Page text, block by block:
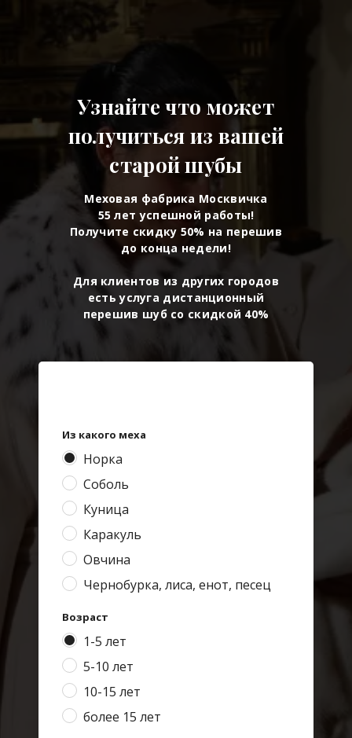
Узнайте что может
получиться из вашей
старой шубы
Меховая фабрика Москвичка
55 лет успешной работы!
Получите скидку 50% на перешив
до конца недели!
Для клиентов из других городов
есть услуга дистанционный
перешив шуб со скидкой 40%
Из какого меха
Норка
Соболь
Куница
Каракуль
Овчина
Чернобурка, лиса, енот, песец
Возраст
1-5 лет
5-10 лет
10-15 лет
более 15 лет